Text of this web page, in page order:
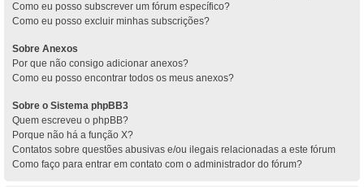
Como eu posso subscrever um fórum específico?
Como eu posso excluir minhas subscrições?
Sobre Anexos
Por que não consigo adicionar anexos?
Como eu posso encontrar todos os meus anexos?
Sobre o Sistema phpBB3
Quem escreveu o phpBB?
Porque não há a função X?
Contatos sobre questões abusivas e/ou ilegais relacionadas a este fórum
Como faço para entrar em contato com o administrador do fórum?